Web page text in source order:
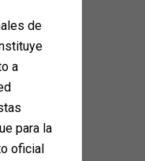
de
a
para la
oficial